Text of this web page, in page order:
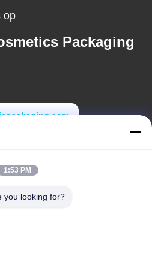
op
Packaging
1:53 PM
you looking for?